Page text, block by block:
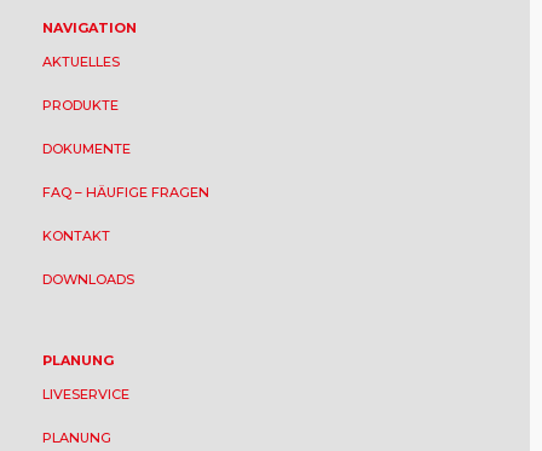
NAVIGATION
AKTUELLES
PRODUKTE
DOKUMENTE
FAQ – HÄUFIGE FRAGEN
KONTAKT
DOWNLOADS
PLANUNG
LIVESERVICE
PLANUNG